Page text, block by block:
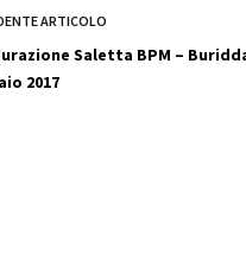
ARTICOLO
Saletta BPM –
2017